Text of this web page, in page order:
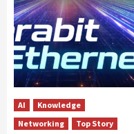
AI
Knowledge
Networking
Top Story